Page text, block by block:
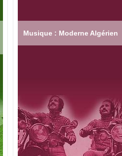
Musique : Moderne Algérien